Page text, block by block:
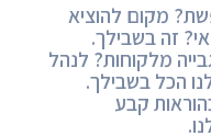
מקום להוציא
זה בשבילך.
מלקוחות? לנהל
הכל בשבילך.
קבע